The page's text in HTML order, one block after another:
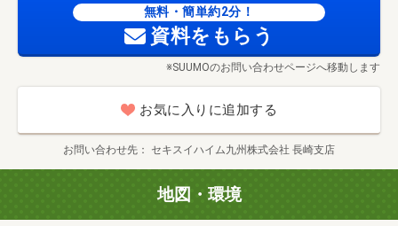
無料・簡単約2分！
資料をもらう
※SUUMOのお問い合わせページへ移動します
お気に入りに追加する
お問い合わせ先 セキスイハイム九州株式会社 長崎支店
地図・環境